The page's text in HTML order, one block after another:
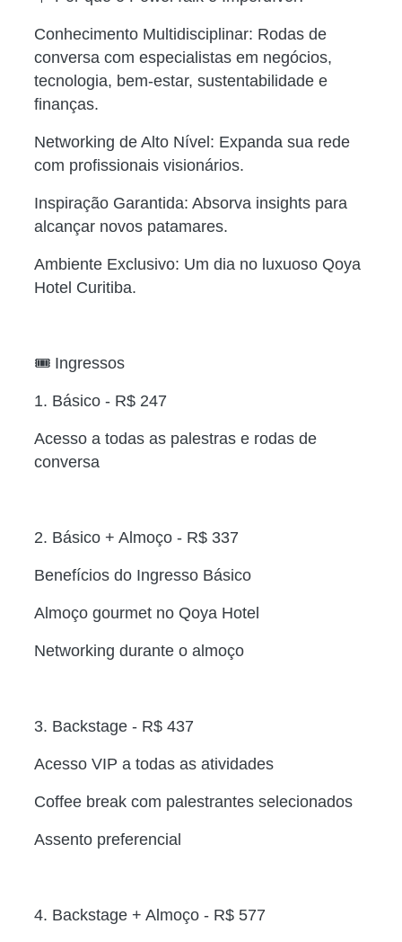
Conhecimento Multidisciplinar: Rodas de
conversa com especialistas em negócios,
tecnologia, bem-estar, sustentabilidade e
finanças.
Networking de Alto Nível: Expanda sua rede
com profissionais visionários.
Inspiração Garantida: Absorva insights para
alcançar novos patamares.
Ambiente Exclusivo: Um dia no luxuoso Qoya
Hotel Curitiba.
🎟️ Ingressos
1. Básico - R$ 247
Acesso a todas as palestras e rodas de
conversa
2. Básico + Almoço - R$ 337
Benefícios do Ingresso Básico
Almoço gourmet no Qoya Hotel
Networking durante o almoço
3. Backstage - R$ 437
Acesso VIP a todas as atividades
Coffee break com palestrantes selecionados
Assento preferencial
4. Backstage + Almoço - R$ 577